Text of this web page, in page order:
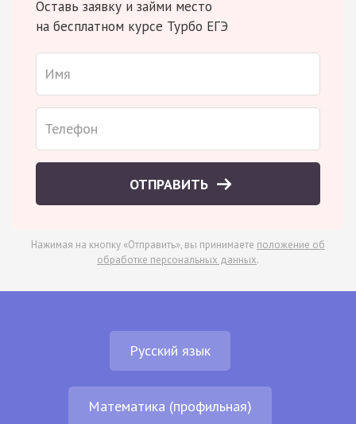
Оставь заявку и займи место
на бесплатном курсе Турбо ЕГЭ
ОТПРАВИТЬ
Нажимая на кнопку «Отправить», вы принимаете положение об
обработке персональных данных.
Русский язык
Математика (профильная)